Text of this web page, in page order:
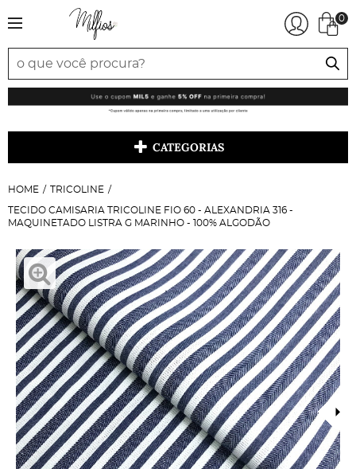
0
CATEGORIAS
HOME TRICOLINE
TECIDO CAMISARIA TRICOLINE FIO 60 - ALEXANDRIA 316 -
MAQUINETADO LISTRA G MARINHO - 100% ALGODÃO